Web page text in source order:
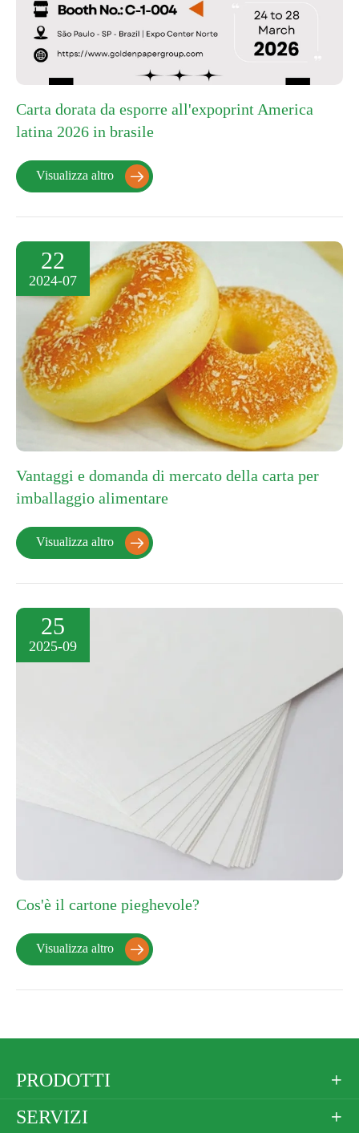
Carta dorata da esporre all'expoprint America
latina 2026 in brasile
Visualizza altro 
22
2024-07
Vantaggi e domanda di mercato della carta per
imballaggio alimentare
Visualizza altro 
25
2025-09
Cos'è il cartone pieghevole?
Visualizza altro 
PRODOTTI 
SERVIZI 